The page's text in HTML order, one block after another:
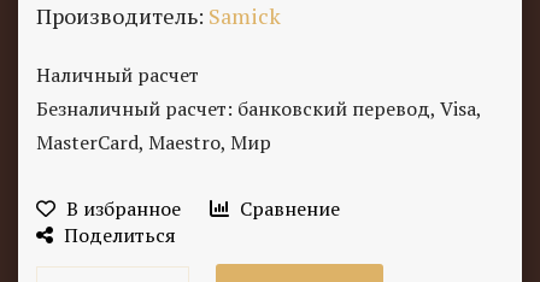
Производитель: Samick
Наличный расчет
Безналичный расчет: банковский перевод, Visa,
MasterCard, Maestro, Мир
В избранное
Сравнение
Поделиться